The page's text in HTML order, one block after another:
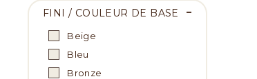
FINI / COULEUR DE BASE
Beige
Bleu
Bronze